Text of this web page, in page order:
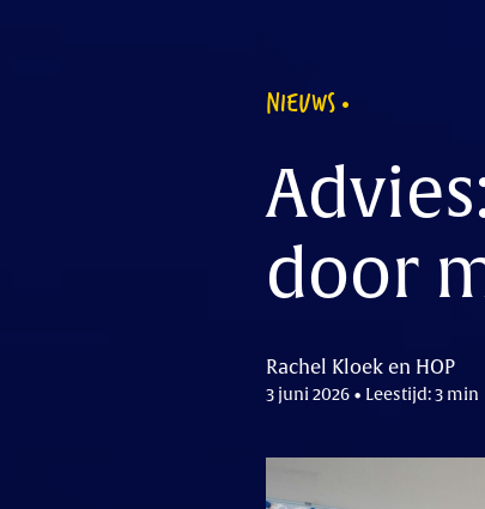
NIEUWS
door
Rachel Kloek en HOP
3 juni 2026 • Leestijd: 3 min